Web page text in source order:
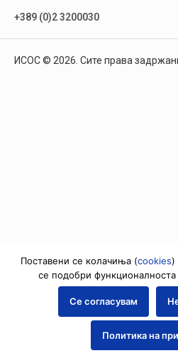
+389 (0)2 3200030
ИСОС © 2026. Сите права
Поставени се колачиња (cookies)
се подобри функционалноста
Се согласувам
Политика на